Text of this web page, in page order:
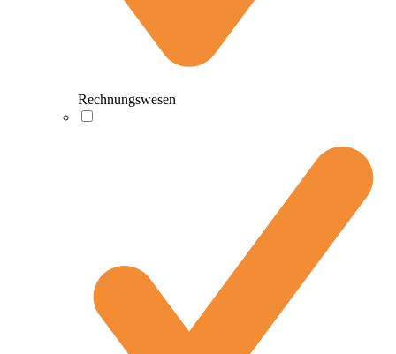
Rechnungswesen